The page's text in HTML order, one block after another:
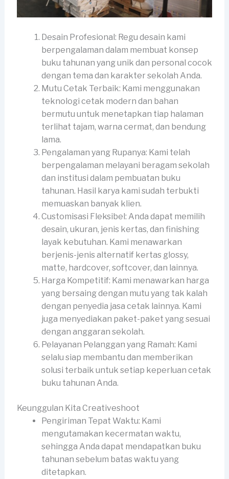
Desain Profesional: Regu desain kami
berpengalaman dalam membuat konsep
buku tahunan yang unik dan personal cocok
dengan tema dan karakter sekolah Anda.
Mutu Cetak Terbaik: Kami menggunakan
teknologi cetak modern dan bahan
bermutu untuk menetapkan tiap halaman
terlihat tajam, warna cermat, dan bendung
lama.
Pengalaman yang Rupanya: Kami telah
berpengalaman melayani beragam sekolah
dan institusi dalam pembuatan buku
tahunan. Hasil karya kami sudah terbukti
memuaskan banyak klien.
Customisasi Fleksibel: Anda dapat memilih
desain, ukuran, jenis kertas, dan finishing
layak kebutuhan. Kami menawarkan
berjenis-jenis alternatif kertas glossy,
matte, hardcover, softcover, dan lainnya.
Harga Kompetitif: Kami menawarkan harga
yang bersaing dengan mutu yang tak kalah
dengan penyedia jasa cetak lainnya. Kami
juga menyediakan paket-paket yang sesuai
dengan anggaran sekolah.
Pelayanan Pelanggan yang Ramah: Kami
selalu siap membantu dan memberikan
solusi terbaik untuk setiap keperluan cetak
buku tahunan Anda.
Keunggulan Kita Creativeshoot
Pengiriman Tepat Waktu: Kami
mengutamakan kecermatan waktu,
sehingga Anda dapat mendapatkan buku
tahunan sebelum batas waktu yang
ditetapkan.